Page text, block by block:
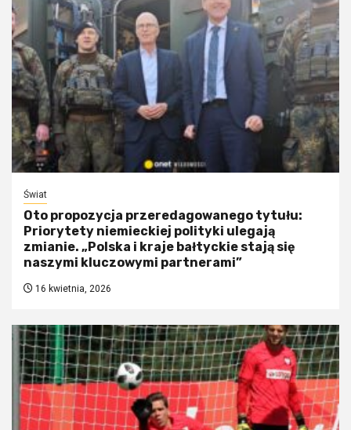
Świat
Oto propozycja przeredagowanego tytułu:
Priorytety niemieckiej polityki ulegają
zmianie. „Polska i kraje bałtyckie stają się
naszymi kluczowymi partnerami”
16 kwietnia, 2026